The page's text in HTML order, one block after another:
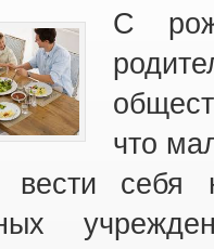
С
что
вести себя